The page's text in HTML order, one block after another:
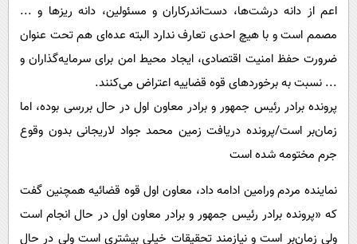
اعم از دانه درشت‌ها، دست‌اندرکاران و مسئولین، دانه ریزها و ...
مصمم است و با هیچ احدی تعارف ندارد البته عده‌ای هم تحت عنوان
ضرورت حفظ امنیت اقتصادی، ایجاد محیط امن برای سرمایه‌گذاران و
... نسبت به برخوردهای قوه قضاییه اعتراض می‌کنند.
پرونده برادر رئیس جمهور و برادر معاون اول در حال بررسی بوده، اما
زمان‌بر است/پرونده دریافت زمین محمد جواد لاریجانی بدون وقوع
جرم مختومه شده است
نماینده مردم ورامین ادامه داد، معاون اول قوه قضائیه همچنین گفت
که «پرونده برادر رئیس جمهور و برادر معاون اول در حال انجام است
ولی زمان‌بر است و نیازمند تحقیقات خیلی بیشتری است ولی در حال